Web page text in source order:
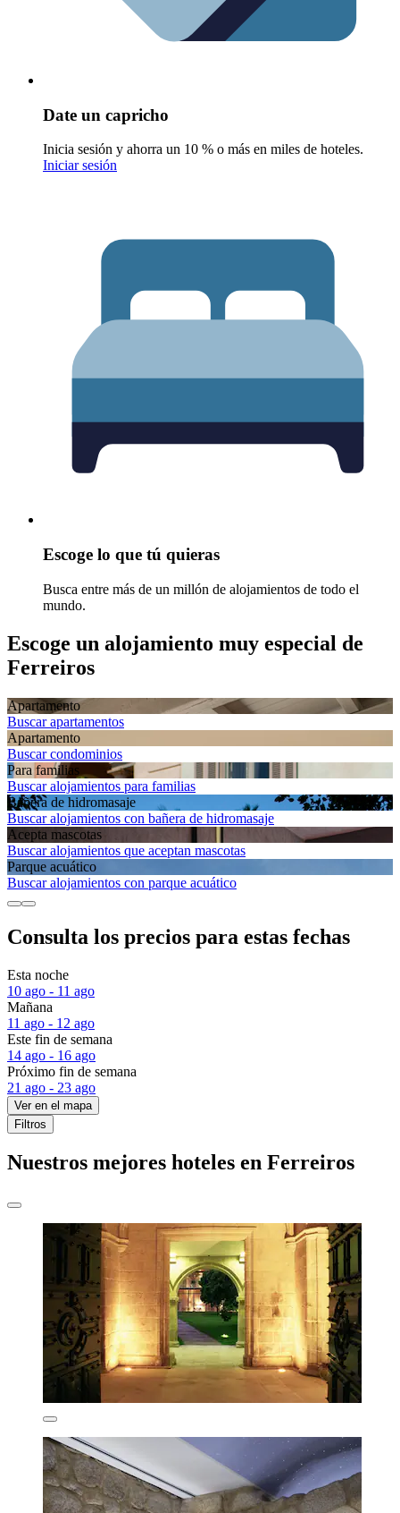
Date un capricho
Inicia sesión y ahorra un 10 % o más en miles de hoteles.
Iniciar sesión
Escoge lo que tú quieras
Busca entre más de un millón de alojamientos de todo el
mundo.
Escoge un alojamiento muy especial de
Ferreiros
Apartamento
Buscar apartamentos
Apartamento
Buscar condominios
Para familias
Buscar alojamientos para familias
Bañera de hidromasaje
Buscar alojamientos con bañera de hidromasaje
Acepta mascotas
Buscar alojamientos que aceptan mascotas
Parque acuático
Buscar alojamientos con parque acuático
Consulta los precios para estas fechas
Esta noche
10 ago - 11 ago
Mañana
11 ago - 12 ago
Este fin de semana
14 ago - 16 ago
Próximo fin de semana
21 ago - 23 ago
Ver en el mapa
Filtros
Nuestros mejores hoteles en Ferreiros